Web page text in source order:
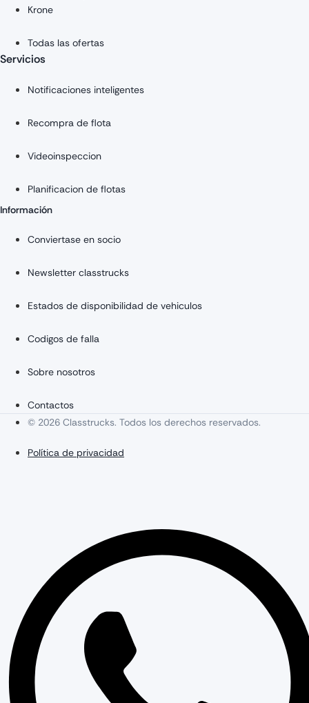
Krone
Todas las ofertas
Servicios
Notificaciones inteligentes
Recompra de flota
Videoinspeccion
Planificacion de flotas
Información
Conviertase en socio
Newsletter classtrucks
Estados de disponibilidad de vehiculos
Codigos de falla
Sobre nosotros
Contactos
© 2026 Classtrucks. Todos los derechos reservados.
Política de privacidad